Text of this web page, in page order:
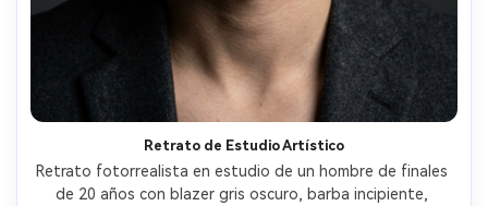
Retrato de Estudio Artístico
Retrato fotorrealista en estudio de un hombre de finales
de 20 años con blazer gris oscuro, barba incipiente,